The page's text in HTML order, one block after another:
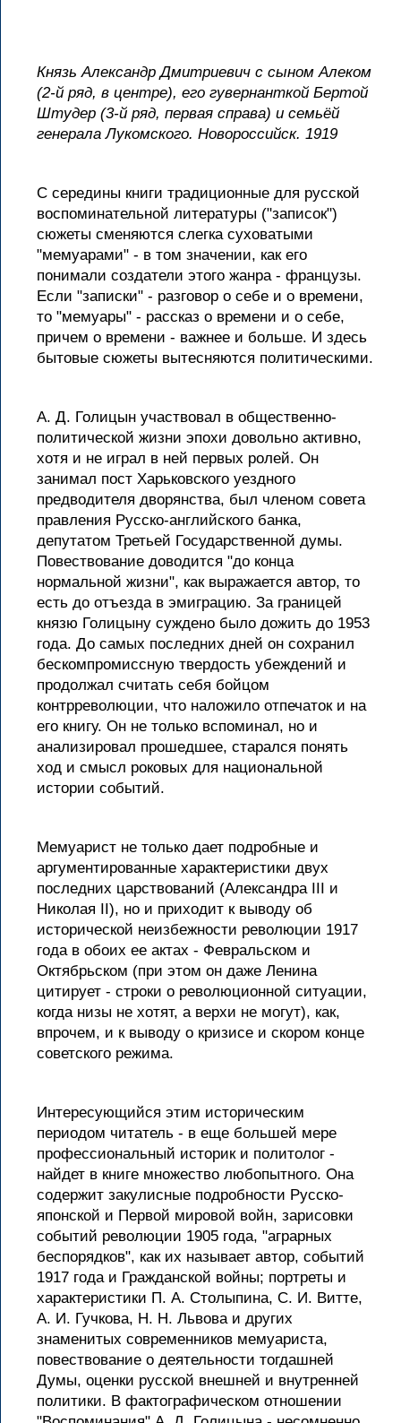
Князь Александр Дмитриевич с сыном Алеком
(2-й ряд, в центре), его гувернанткой Бертой
Штудер (3-й ряд, первая справа) и семьёй
генерала Лукомского. Новороссийск. 1919
С середины книги традиционные для русской
воспоминательной литературы ("записок")
сюжеты сменяются слегка суховатыми
"мемуарами" - в том значении, как его
понимали создатели этого жанра - французы.
Если "записки" - разговор о себе и о времени,
то "мемуары" - рассказ о времени и о себе,
причем о времени - важнее и больше. И здесь
бытовые сюжеты вытесняются политическими.
А. Д. Голицын участвовал в общественно-
политической жизни эпохи довольно активно,
хотя и не играл в ней первых ролей. Он
занимал пост Харьковского уездного
предводителя дворянства, был членом совета
правления Русско-английского банка,
депутатом Третьей Государственной думы.
Повествование доводится "до конца
нормальной жизни", как выражается автор, то
есть до отъезда в эмиграцию. За границей
князю Голицыну суждено было дожить до 1953
года. До самых последних дней он сохранил
бескомпромиссную твердость убеждений и
продолжал считать себя бойцом
контрреволюции, что наложило отпечаток и на
его книгу. Он не только вспоминал, но и
анализировал прошедшее, старался понять
ход и смысл роковых для национальной
истории событий.
Мемуарист не только дает подробные и
аргументированные характеристики двух
последних царствований (Александра III и
Николая II), но и приходит к выводу об
исторической неизбежности революции 1917
года в обоих ее актах - Февральском и
Октябрьском (при этом он даже Ленина
цитирует - строки о революционной ситуации,
когда низы не хотят, а верхи не могут), как,
впрочем, и к выводу о кризисе и скором конце
советского режима.
Интересующийся этим историческим
периодом читатель - в еще большей мере
профессиональный историк и политолог -
найдет в книге множество любопытного. Она
содержит закулисные подробности Русско-
японской и Первой мировой войн, зарисовки
событий революции 1905 года, "аграрных
беспорядков", как их называет автор, событий
1917 года и Гражданской войны; портреты и
характеристики П. А. Столыпина, С. И. Витте,
А. И. Гучкова, Н. Н. Львова и других
знаменитых современников мемуариста,
повествование о деятельности тогдашней
Думы, оценки русской внешней и внутренней
политики. В фактографическом отношении